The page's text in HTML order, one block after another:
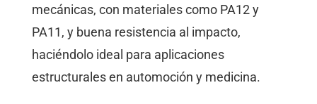
mecánicas, con materiales como PA12 y
PA11, y buena resistencia al impacto,
haciéndolo ideal para aplicaciones
estructurales en automoción y medicina.